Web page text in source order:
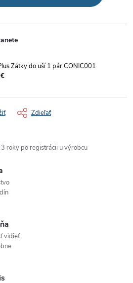
Zátky do uší 1 pár CONIC001
Zdieľať
roky po registrácii u výrobcu
vidieť